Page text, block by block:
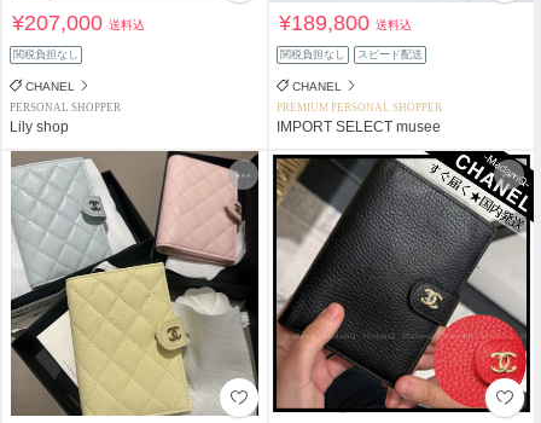
¥207,000送料込
関税負担なし
CHANEL
PERSONAL SHOPPER
Lily shop
¥189,800送料込
関税負担なし スピード配送
CHANEL
PREMIUM PERSONAL SHOPPER
IMPORT SELECT musee